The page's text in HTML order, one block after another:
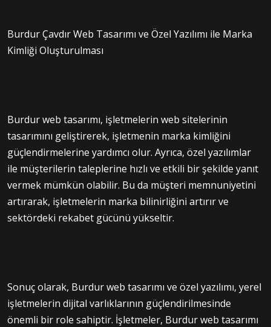
Burdur Çavdır Web Tasarımı ve Özel Yazılımı ile Marka
Kimliği Oluşturulması
Burdur web tasarımı, işletmelerin web sitelerinin
tasarımını geliştirerek, işletmenin marka kimliğini
güçlendirmelerine yardımcı olur. Ayrıca, özel yazılımlar
ile müşterilerin taleplerine hızlı ve etkili bir şekilde yanıt
vermek mümkün olabilir. Bu da müşteri memnuniyetini
artırarak, işletmelerin marka bilinirliğini artırır ve
sektördeki rekabet gücünü yükseltir.
Sonuç olarak, Burdur web tasarımı ve özel yazılımı, yerel
işletmelerin dijital varlıklarının güçlendirilmesinde
önemli bir role sahiptir. İşletmeler, Burdur web tasarımı